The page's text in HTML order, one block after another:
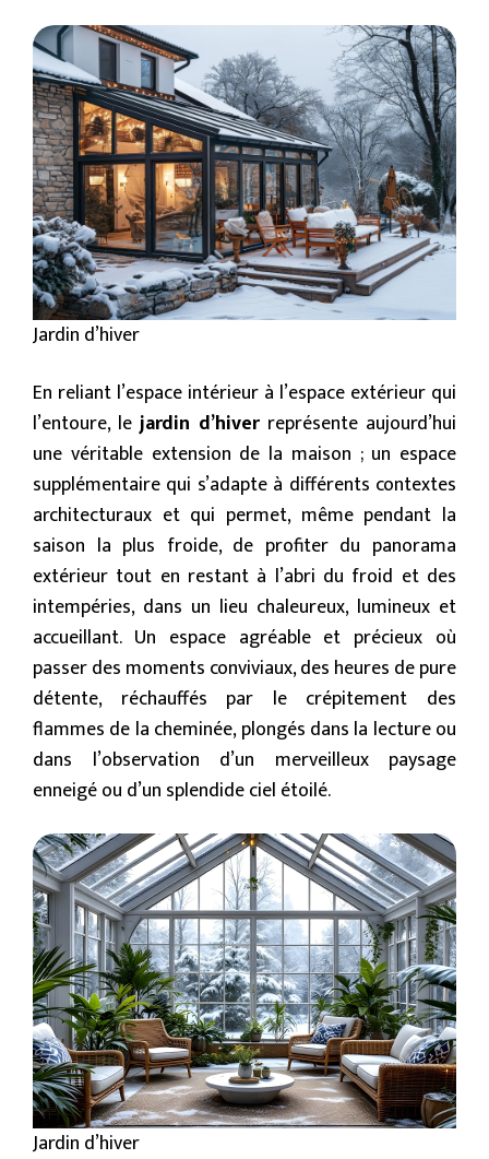
Jardin d’hiver
En reliant l’espace intérieur à l’espace extérieur qui
l’entoure, lejardin d’hiverreprésente aujourd’hui
une véritable extension de la maison ; un espace
supplémentaire qui s’adapte à différents contextes
architecturaux et qui permet, même pendant la
saison la plus froide, de profiter du panorama
extérieur tout en restant à l’abri du froid et des
intempéries, dans un lieu chaleureux, lumineux et
accueillant. Un espace agréable et précieux où
passer des moments conviviaux, des heures de pure
détente, réchauffés par le crépitement des
flammes de la cheminée, plongés dans la lecture ou
dans l’observation d’un merveilleux paysage
enneigé ou d’un splendide ciel étoilé.
Jardin d’hiver